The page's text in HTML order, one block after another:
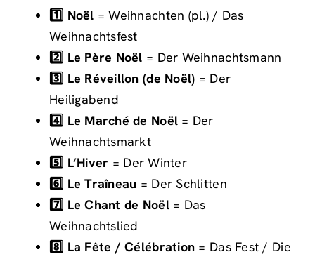
1️⃣ Noël = Weihnachten (pl.) / Das
Weihnachtsfest
2️⃣ Le Père Noël = Der Weihnachtsmann
3️⃣ Le Réveillon (de Noël) = Der
Heiligabend
4️⃣ Le Marché de Noël = Der
Weihnachtsmarkt
5️⃣ L’Hiver = Der Winter
6️⃣ Le Traîneau = Der Schlitten
7️⃣ Le Chant de Noël= Das
Weihnachtslied
8️⃣ La Fête / Célébration = Das Fest / Die